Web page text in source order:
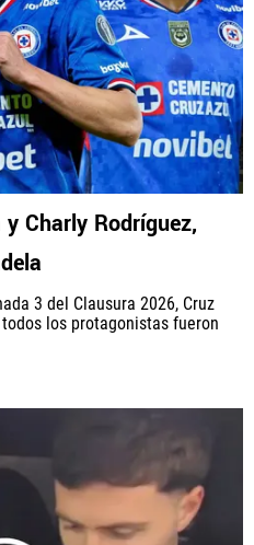
Charly Rodríguez,
3 del Clausura 2026, Cruz
los protagonistas fueron